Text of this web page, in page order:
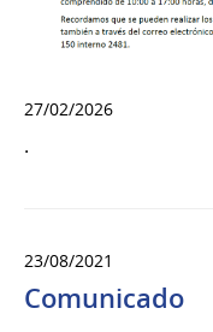
27/02/2026
.
23/08/2021
Comunicado